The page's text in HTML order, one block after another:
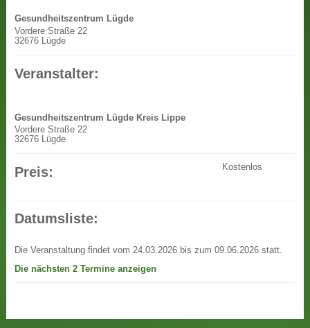
Gesundheitszentrum Lügde
Vordere Straße 22
32676 Lügde
Veranstalter:
Gesundheitszentrum Lügde Kreis Lippe
Vordere Straße 22
32676 Lügde
Preis: Kostenlos
Datumsliste:
Die Veranstaltung findet vom 24.03.2026 bis zum 09.06.2026 statt.
Die nächsten 2 Termine anzeigen